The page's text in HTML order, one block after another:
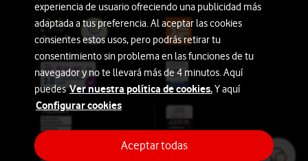
experiencia de usuario ofreciendo una publicidad más
adaptada a tus preferencia. Al aceptar las cookies
consientes estos usos, pero podrás retirar tu
consentimiento sin problema en las funciones de tu
navegador y no te llevará más de 4 minutos. Aquí
puedesVer nuestra política de cookies.Y aquí
Configurar cookies
Aceptar todas